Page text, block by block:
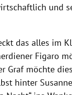
und
das alles im
Figaro
Graf möchte
hinter